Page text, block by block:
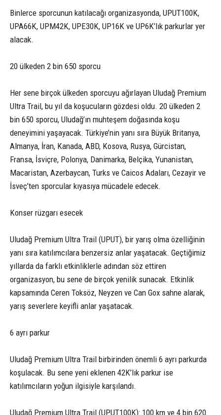
Binlerce sporcunun katılacağı organizasyonda, UPUT100K,
UPA66K, UPM42K, UPE30K, UP16K ve UP6K’lık parkurlar yer
alacak.
20 ülkeden 2 bin 650 sporcu
Her sene birçok ülkeden sporcuyu ağırlayan Uludağ Premium
Ultra Trail, bu yıl da koşucuların gözdesi oldu. 20 ülkeden 2
bin 650 sporcu, Uludağ’ın muhteşem doğasında koşu
deneyimini yaşayacak. Türkiye’nin yanı sıra Büyük Britanya,
Almanya, İran, Kanada, ABD, Kosova, Rusya, Gürcistan,
Fransa, İsviçre, Polonya, Danimarka, Belçika, Yunanistan,
Macaristan, Azerbaycan, Turks ve Caicos Adaları, Cezayir ve
İsveç’ten sporcular kıyasıya mücadele edecek.
Konser rüzgarı esecek
Uludağ Premium Ultra Trail (UPUT), bir yarış olma özelliğinin
yanı sıra katılımcılara benzersiz anlar yaşatacak. Geçtiğimiz
yıllarda da farklı etkinliklerle adından söz ettiren
organizasyon, bu sene de birçok yenilik sunacak. Etkinlik
kapsamında Ceren Toksöz, Neyzen ve Can Gox sahne alarak,
yarış severlere keyifli anlar yaşatacak.
6 ayrı parkur
Uludağ Premium Ultra Trail birbirinden önemli 6 ayrı parkurda
koşulacak. Bu sene yeni eklenen 42K’lık parkur ise
katılımcıların yoğun ilgisiyle karşılandı.
Uludağ Premium Ultra Trail (UPUT100K): 100 km ve 4 bin 620